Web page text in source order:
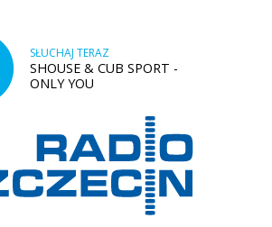
SŁUCHAJ TERAZ
SHOUSE & CUB SPORT -
ONLY YOU